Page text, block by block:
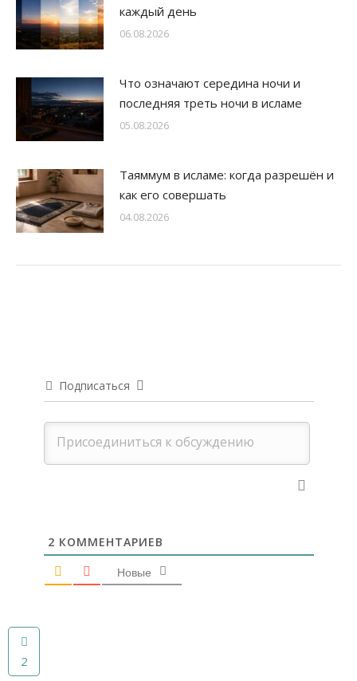
2
2
каждый день
06.08.2026
Что означают середина ночи и
последняя треть ночи в исламе
05.08.2026
Таяммум в исламе: когда разрешён и
как его совершать
04.08.2026
Подписаться
2 КОММЕНТАРИЕВ
Новые